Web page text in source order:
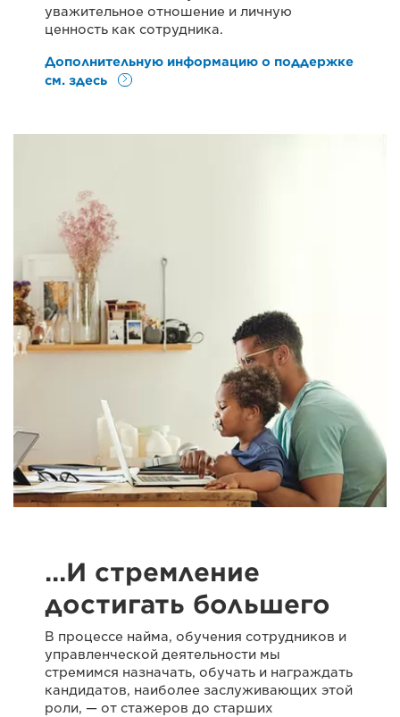
уважительное отношение и личную
ценность как сотрудника.
Дополнительную информацию о поддержке
см. здесь
…И стремление
достигать большего
В процессе найма, обучения сотрудников и
управленческой деятельности мы
стремимся назначать, обучать и награждать
кандидатов, наиболее заслуживающих этой
роли, — от стажеров до старших